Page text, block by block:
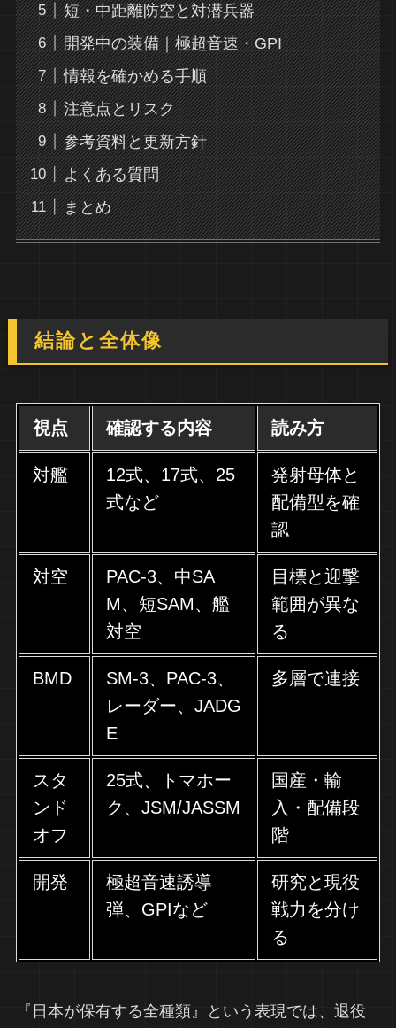
短・中距離防空と対潜兵器
開発中の装備｜極超音速・GPI
情報を確かめる手順
注意点とリスク
参考資料と更新方針
よくある質問
まとめ
結論と全体像
視点 確認する内容 読み方
対艦
12式、17式、25
式など
発射母体と
配備型を確
認
対空
PAC-3、中SA
M、短SAM、艦
対空
目標と迎撃
範囲が異な
る
BMD
SM-3、PAC-3、
レーダー、JADG
E
多層で連接
スタ
ンド
オフ
25式、トマホー
ク、JSM/JASSM
国産・輸
入・配備段
階
開発
極超音速誘導
弾、GPIなど
研究と現役
戦力を分け
る
『日本が保有する全種類』という表現では、退役